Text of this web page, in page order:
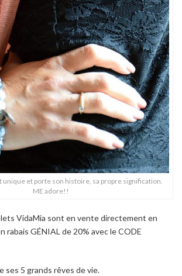
unique et porte son histoire, sa propre signification.
ME adore!!
VidaMia sont en vente directement en
rabais GÉNIAL de 20% avec le CODE
ses 5 grands rêves de vie.